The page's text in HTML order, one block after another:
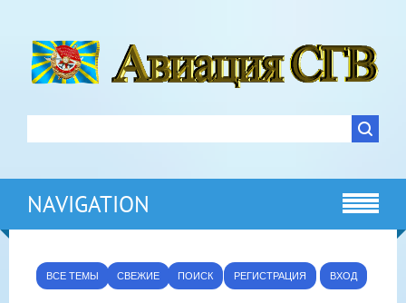
NAVIGATION
ВСЕ ТЕМЫ СВЕЖИЕ ПОИСК РЕГИСТРАЦИЯ ВХОД